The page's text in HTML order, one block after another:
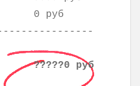
0 руб
?????0 руб